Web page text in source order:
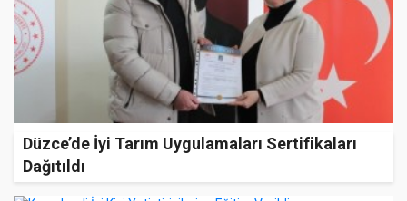
Düzce’de İyi Tarım Uygulamaları Sertifikaları
Dağıtıldı